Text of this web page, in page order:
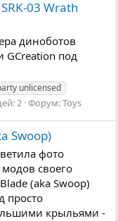
03 Wrath
диноботов
GCreation под
unlicensed
2 Форум:Toys
Swoop)
фото
своего
(aka Swoop)
просто
крыльями -